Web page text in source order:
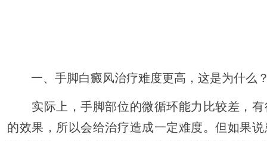
一、手脚白癜风治疗难度更高，这是为什么
实际上，手脚部位的微循环能力比较差，有
的效果，所以会给治疗造成一定难度。但如果